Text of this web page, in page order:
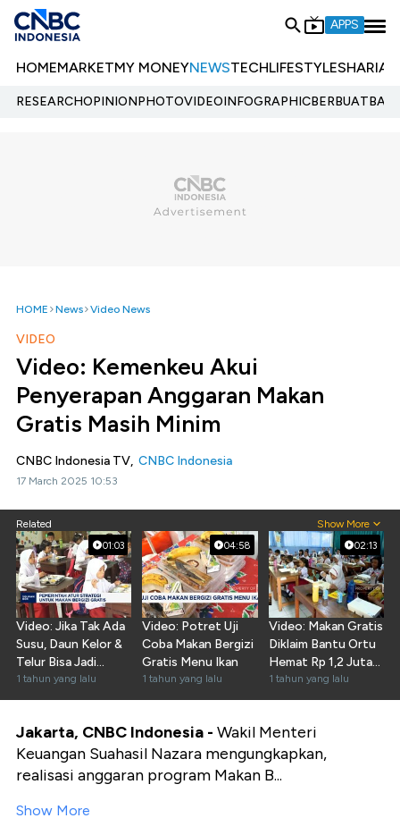
APPS
HOMEMARKETMY MONEYNEWSTECHLIFESTYLESHARIA
RESEARCHOPINIONPHOTOVIDEOINFOGRAPHIC
HOME News Video News
VIDEO
Video: Kemenkeu Akui
Penyerapan Anggaran Makan
Gratis Masih Minim
CNBC Indonesia TV, CNBC Indonesia
17 March 2025 10:53
Related Show More
01:03
Video: Jika Tak Ada
Susu, Daun Kelor &
Telur Bisa Jadi
Solusi!
1 tahun yang lalu
04:58
Video: Potret Uji
Coba Makan Bergizi
Gratis Menu Ikan
1 tahun yang lalu
02:13
Video: Makan Gratis
Diklaim Bantu Ortu
Hemat Rp 1,2 Juta
Per Bulan
1 tahun yang lalu
Jakarta, CNBC Indonesia - Wakil Menteri
Keuangan Suahasil Nazara mengungkapkan,
realisasi anggaran program Makan B...
Show More